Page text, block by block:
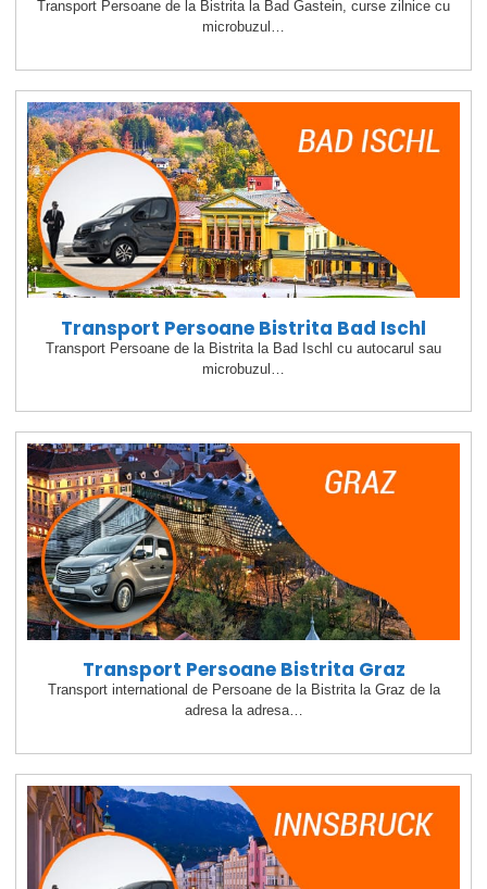
Transport Persoane de la Bistrita la Bad Gastein, curse zilnice cu
microbuzul…
Transport Persoane Bistrita Bad Ischl
Transport Persoane de la Bistrita la Bad Ischl cu autocarul sau
microbuzul…
Transport Persoane Bistrita Graz
Transport international de Persoane de la Bistrita la Graz de la
adresa la adresa…